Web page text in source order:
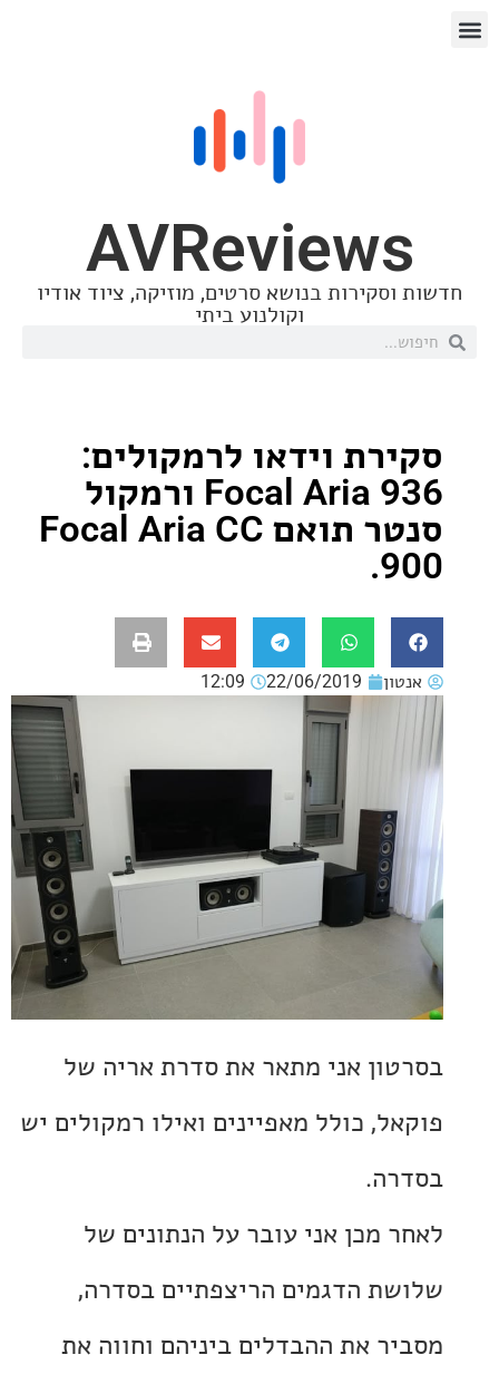
בנושא סרטים, מוזיקה, ציוד אודיו
וקולנוע ביתי
וידאו לרמקולים:
Focal Aria 936 ורמקול
סנטר תואם Focal Aria CC
22/06/2019
12:09
אני מתאר את סדרת אריה של
כולל מאפיינים ואילו רמקולים יש
מכן אני עובר על הנתונים של
הדגמים הריצפתיים בסדרה,
את ההבדלים ביניהם וחווה את